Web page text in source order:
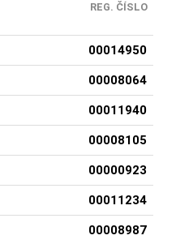
REG. ČÍSLO
00014950
00008064
00011940
00008105
00000923
00011234
00008987